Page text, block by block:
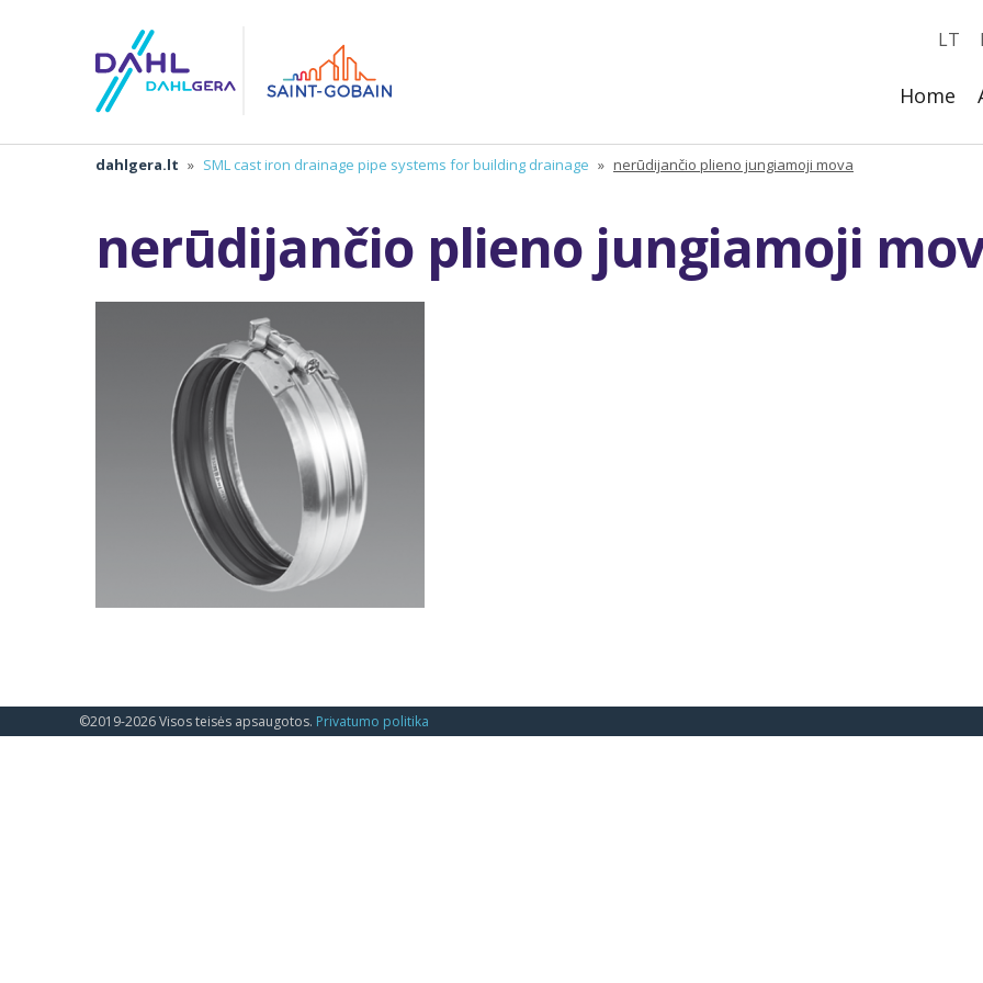
LT
Home
dahlgera.lt » SML cast iron drainage pipe systems for building drainage » nerūdijančio plieno jungiamoji mova
nerūdijančio plieno jungiamoji
©2019-2026 Visos teisės apsaugotos. Privatumo politika